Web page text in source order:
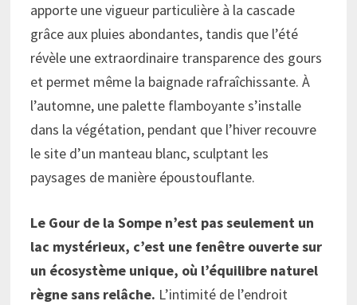
apporte une vigueur particulière à la cascade
grâce aux pluies abondantes, tandis que l’été
révèle une extraordinaire transparence des gours
et permet même la baignade rafraîchissante. À
l’automne, une palette flamboyante s’installe
dans la végétation, pendant que l’hiver recouvre
le site d’un manteau blanc, sculptant les
paysages de manière époustouflante.
Le Gour de la Sompe n’est pas seulement un
lac mystérieux, c’est une fenêtre ouverte sur
un écosystème unique, où l’équilibre naturel
règne sans relâche. L’intimité de l’endroit